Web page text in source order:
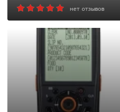
нет отзывов